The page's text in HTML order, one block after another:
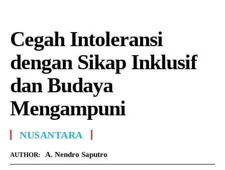
Cegah Intoleransi
dengan Sikap Inklusif
dan Budaya
Mengampuni
NUSANTARA
AUTHOR: A. Nendro Saputro